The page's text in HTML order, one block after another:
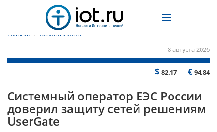
Главная / Безопасность
8 августа 2026
$ 82.17 € 94.84
Системный оператор ЕЭС России
доверил защиту сетей решениям
UserGate